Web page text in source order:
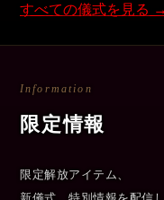
すべての儀式を見る →
Information
限定情報
限定解放アイテム、